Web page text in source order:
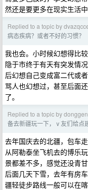
然还是要更多在现实生活
Replied to a topic by
病态疾病？或者不好的习惯？
我也会。小时候幻想得比
隐于市终于有天有突发情
后幻想自己变成富二代或
骂人也幻想过，甚至后面
了。
Replied to a topic by
备去新疆玩一下， v 友们给点
去年国庆去的北疆，包车
从阿勒泰坐飞机去的博乐
景都差不多，感觉还没青
后面几天下雪，去年有房
疆轻徒步路线一般可以在